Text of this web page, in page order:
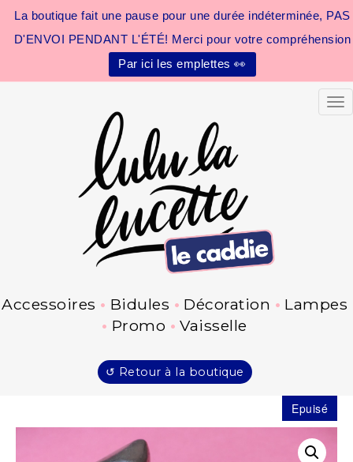
La boutique fait une pause pour une durée indéterminée, PAS
D'ENVOI PENDANT L'ÉTÉ! Merci pour votre compréhension
Par ici les emplettes 👀
Accessoires Bidules Décoration
Lampes
Promo
Vaisselle
↺ Retour à la boutique
Epuisé